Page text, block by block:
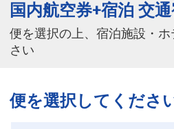
国内航空券+宿泊 交
便を選択の上、宿泊施設・
さい
便を選択してくださ